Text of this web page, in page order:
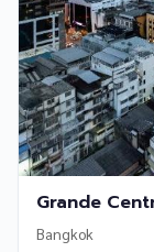
Grande
Bangkok